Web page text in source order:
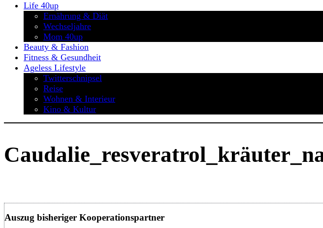
Life 40up
Ernährung & Diät
Wechseljahre
Mom 40up
Beauty & Fashion
Fitness & Gesundheit
Ageless Lifestyle
Twitterschnipsel
Reise
Wohnen & Interieur
Kino & Kultur
Auszug bisheriger Kooperationspartner